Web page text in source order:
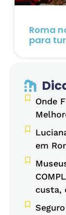
Roma
para
Onde
em
custa,